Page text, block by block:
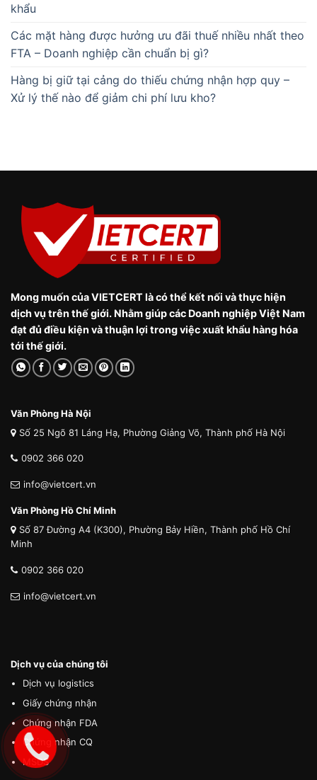
khẩu
Các mặt hàng được hưởng ưu đãi thuế nhiều nhất theo
FTA – Doanh nghiệp cần chuẩn bị gì?
Hàng bị giữ tại cảng do thiếu chứng nhận hợp quy –
Xử lý thế nào để giảm chi phí lưu kho?
Mong muốn của VIETCERT là có thể kết nối và thực hiện
dịch vụ trên thế giới. Nhằm giúp các Doanh nghiệp Việt Nam
đạt đủ điều kiện và thuận lợi trong việc xuất khẩu hàng hóa
tới thế giới.
Văn Phòng Hà Nội
Số 25 Ngõ 81 Láng Hạ, Phường Giảng Võ, Thành phố Hà Nội
0902 366 020
info@vietcert.vn
Văn Phòng Hồ Chí Minh
Số 87 Đường A4 (K300), Phường Bảy Hiền, Thành phố Hồ Chí
Minh
0902 366 020
info@vietcert.vn
Dịch vụ của chúng tôi
Dịch vụ logistics
Giấy chứng nhận
Chứng nhận FDA
Chứng nhận CQ
MSDS